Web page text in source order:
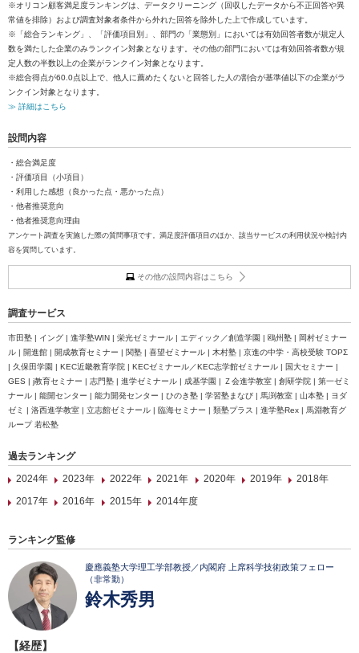
※オリコン顧客満足度ランキングは、データクリーニング（回収したデータから不正回答や異
常値を排除）および調査対象者条件から外れた回答を除外した上で作成しています。
※「総合ランキング」、「評価項目別」、部門の「業態別」においては有効回答者数が規定人
数を満たした企業のみランクイン対象となります。その他の部門においては有効回答者数が規
定人数の半数以上の企業がランクイン対象となります。
※総合得点が60.0点以上で、他人に薦めたくないと回答した人の割合が基準値以下の企業がラ
ンクイン対象となります。
≫ 詳細はこちら
設問内容
・総合満足度
・評価項目（小項目）
・利用した感想（良かった点・悪かった点）
・他者推奨意向
・他者推奨意向理由
アンケート調査を実施した際の質問事項です。満足度評価項目のほか、該当サービスの利用状況や検討内
容を質問しています。
その他の設問内容はこちら
調査サービス
市田塾 | イング | 進学塾WIN | 栄光ゼミナール | エディック／創造学園 | 鴎州塾 | 岡村ゼミナー
ル | 開進館 | 開成教育セミナー | 関塾 | 喜望ゼミナール | 木村塾 | 京進の中学・高校受験 TOPΣ
| 久保田学園 | KEC近畿教育学院 | KECゼミナール／KEC志学館ゼミナール | 国大セミナー |
GES | j教育セミナー | 志門塾 | 進学ゼミナール | 成基学園 | Ｚ会進学教室 | 創研学院 | 第一ゼミ
ナール | 能開センター | 能力開発センター | ひのき塾 | 学習塾まなび | 馬渕教室 | 山本塾 | ヨダ
ゼミ | 洛西進学教室 | 立志館ゼミナール | 臨海セミナー | 類塾プラス | 進学塾Rex | 馬淵教育グ
ループ 若松塾
過去ランキング
2024年
2023年 2022年 2021年 2020年 2019年
2018年
2017年
2016年 2015年 2014年度
ランキング監修
慶應義塾大学理工学部教授／内閣府 上席科学技術政策フェロー
（非常勤）
鈴木秀男
【経歴】